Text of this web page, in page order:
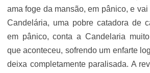
ama foge da mansão, em pânico, e
Candelária, uma pobre catadora de
em pânico, conta a Candelaria
que aconteceu, sofrendo um enfarte
deixa completamente paralisada. A